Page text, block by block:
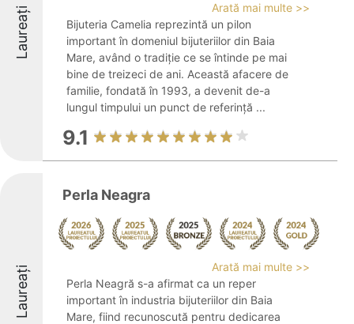
Laureați
Arată mai multe >>
Bijuteria Camelia reprezintă un pilon
important în domeniul bijuteriilor din Baia
Mare, având o tradiție ce se întinde pe mai
bine de treizeci de ani. Această afacere de
familie, fondată în 1993, a devenit de-a
lungul timpului un punct de referință ...
9.1
Laureați
Perla Neagra
Arată mai multe >>
Perla Neagră s-a afirmat ca un reper
important în industria bijuteriilor din Baia
Mare, fiind recunoscută pentru dedicarea